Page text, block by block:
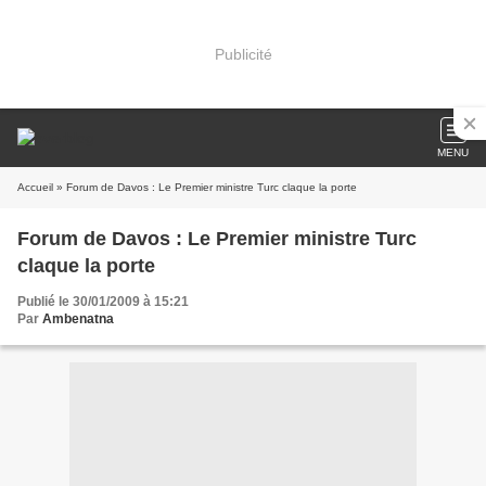
Publicité
MENU
Accueil » Forum de Davos : Le Premier ministre Turc claque la porte
Forum de Davos : Le Premier ministre Turc
claque la porte
Publié le 30/01/2009 à 15:21
Par Ambenatna